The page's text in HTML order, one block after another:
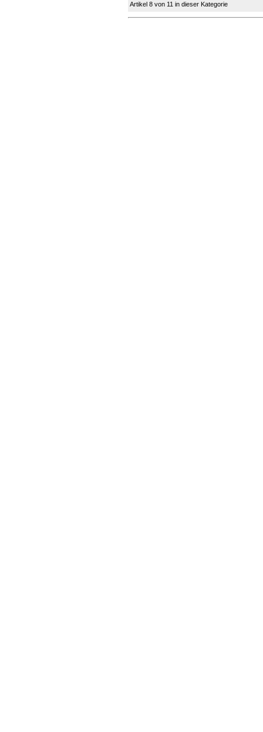
Artikel 8 von 11 in dieser Kategorie